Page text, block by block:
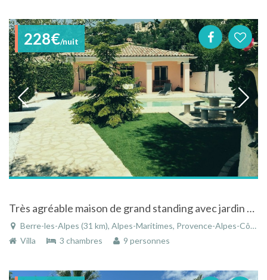
228€/nuit
Très agréable maison de grand standing avec jardin et piscine
Berre-les-Alpes (31 km), Alpes-Maritimes, Provence-Alpes-Côte d'Azur, France
Villa
3 chambres 9 personnes